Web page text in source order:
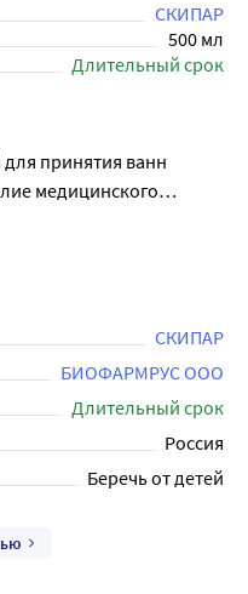
СКИПАР
500 мл
Длительный срок
принятия ванн
медицинского
так и местные ванны (с
. Скипидарные ванны
на все типы кожи:
оказывают
процесс старения
СКИПАР эффективны в
заболеваниях и
перед применением
СКИПАР
БИОФАРМРУС ООО
Длительный срок
Россия
Беречь от детей